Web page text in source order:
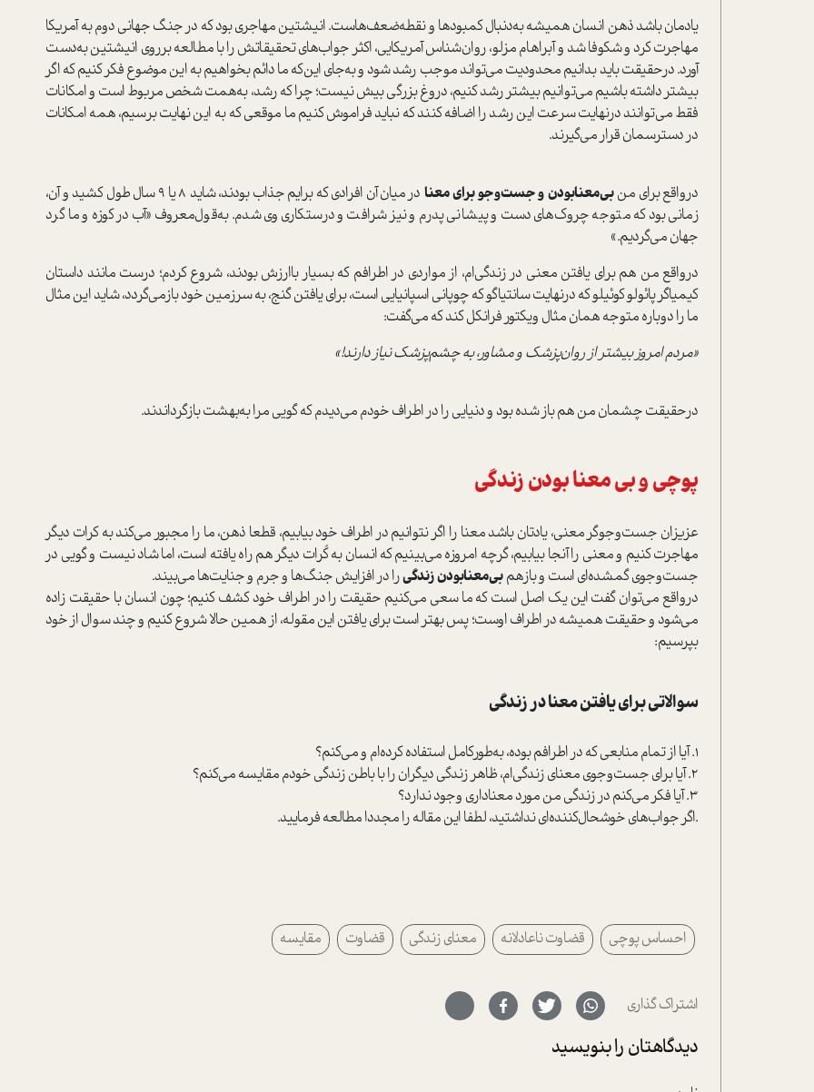
یادمان باشد ذهن انسان همیشه به‌دنبال کمبودها و نقطه‌ضعف‌ها‌ست. انیشتین مهاجری بود که در جنگ جهانی دوم به آمریکا
مهاجرت کرد و شکوفا شد و آبراهام مزلو، روان‌شناس آمریکایی، اکثر جواب‌های تحقیقاتش را با مطالعه برروی انیشتین به‌دست
آورد. در‌حقیقت باید بدانیم محدودیت می‌تواند موجب رشد شود و به‌جای این‌که ما دائم بخواهیم به این موضوع فکر کنیم که اگر
بیشتر داشته باشیم می‌توانیم بیشتر رشد کنیم، دروغ بزرگی بیش نیست؛ چرا‌ که رشد، به‌همت شخص مربوط ا‌ست و امکانات
فقط می‌توانند در‌نهایت سرعت این رشد را اضافه کنند که نباید فراموش کنیم ما موقعی که به این نهایت برسیم، همه امکانات
در دسترسمان قرار می‌گیرند.
در‌واقع برای منبی‌معنابودن و جست‌وجو برای معنا
در میان آن افرادی که برایم جذاب بودند، شاید 8 یا 9 سال طول کشید و آن‌،
زمانی بود که متوجه چروک‌های دست و پیشانی پدرم و نیز شرافت و درستکاری وی شدم. به‌قول‌معروف «آب در کوزه و ما گرد
جهان می‌گردیم.»
در‌واقع من هم برای یافتن معنی در زندگی‌ام، از مواردی در اطرافم که بسیار باارزش بودند، شروع کردم؛ درست مانند دا‌ستان
کیمیاگر پائولو کوئیلو که در‌نهایت سانتیاگو که چوپانی اسپانیایی ا‌ست، برای یافتن گنج، به سرزمین خود بازمی‌گردد، شاید این مثال
ما را دوباره متوجه همان مثال ویکتور فرانکل کند که می‌گفت‌:
«مردم امروز بیشتر از روان‌پزشک و مشاور، به چشم‌پزشک نیاز دارند!»
در‌حقیقت چشمان من هم باز شده بود و دنیایی را در اطراف خودم می‌دیدم که گویی مرا به‌بهشت بازگرداندند.
پوچی و بی معنا بودن زندگی
عزیزان ‌جست‌وجوگر معنی، یادتان باشد معنا را اگر نتوانیم در اطراف خود بیابیم، قطعا ذهن، ما را مجبور می‌کند به کرات دیگر
مهاجرت کنیم و معنی را آنجا بیابیم، گرچه امروزه می‌بینیم که انسان به کُرات دیگر هم راه یافته ا‌ست، اما شاد نیست و گویی در
جست‌وجوی گمشده‌ای ا‌ست و بازهمبی‌معنابودن زندگیرا در افزایش جنگ‌ها و جرم و جنایت‌ها می‌بیند.
در‌واقع می‌توان گفت این یک اصل ا‌ست که ما سعی می‌کنیم حقیقت را در اطراف خود کشف کنیم؛ چون انسان با حقیقت زاده
می‌شود و حقیقت همیشه در اطراف اوست؛ پس بهتر ا‌ست برای یافتن این مقوله، از همین حالا شروع کنیم و چند سوال از خود
بپرسیم:
سوالاتی برای یافتن معنا در زندگی
1. آیا از تمام منابعی که در اطرافم بوده، به‌طورکامل ا‌ستفاده کرده‌ام و می‌کنم؟
2. آیا برای جست‌وجوی معنای زندگی‌ام، ظاهر زندگی دیگران را با باطن زندگی خودم مقایسه می‌کنم؟
3. آیا فکر می‌کنم در زندگی‌ من مورد معناداری وجود ندارد؟
.اگر جواب‌های خوشحال‌کننده‌ای نداشتید، لطفا این مقاله را مجددا مطالعه فرماييد.
احساس پوچی قضاوت ناعادلانه معنای زندگی قضاوت مقایسه
اشتراک گذاری
دیدگاهتان را بنویسید